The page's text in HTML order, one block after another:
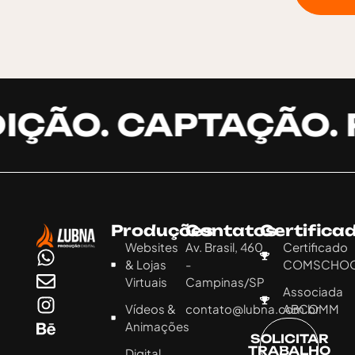
Produções
Websites
& Lojas
Virtuais
Vídeos &
Animações
Contatos
Av. Brasil, 460
-
Campinas/SP
contato@lubna.com.br
Certificado
Associada
ABCOMM
SOLICITAR
TRABALHO